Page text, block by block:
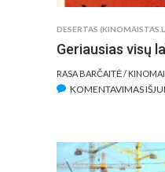
DESERTAS
Geriausias visų
RASA BARČAITĖ /
KOMENTAVIMAS